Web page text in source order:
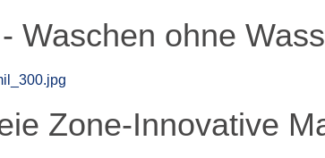
Waschen ohne
Zone-Innovative